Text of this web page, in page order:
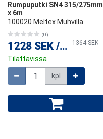
Rumpuputki SN4 315/275mm
x 6m
100020 Meltex Muhvilla
(0)
1228 SEK / kpl1364 SEK
Tilattavissa
kpl